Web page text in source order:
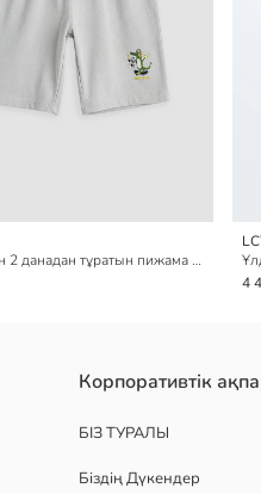
принтті ұлдарға арналған 2 данадан тұратын пижама шорты
4
Корпоративтік
БІЗ ТУРАЛЫ
Біздің Дүкендер